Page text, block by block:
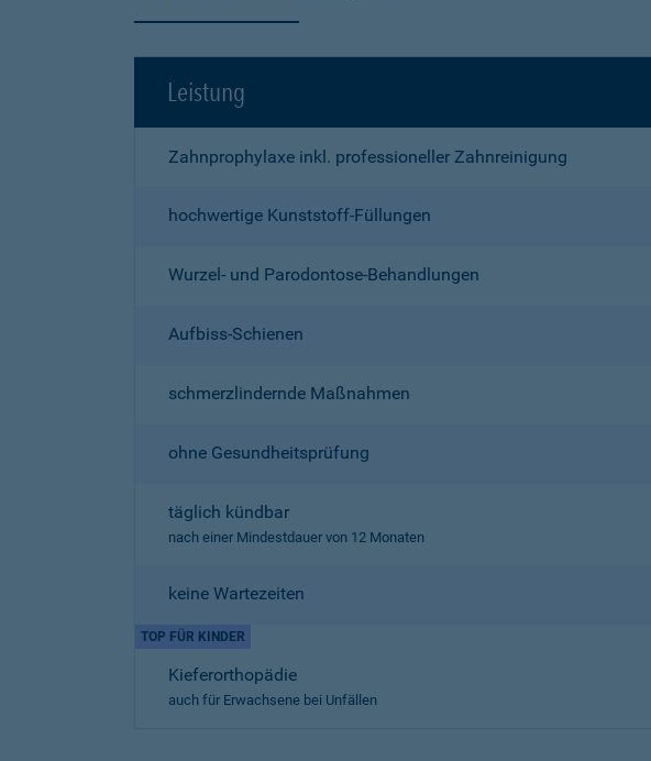
Leistung
Zahnprophylaxe inkl. professioneller Zahnreinigung
hochwertige Kunststoff-Füllungen
Wurzel- und Parodontose-Behandlungen
Aufbiss-Schienen
schmerzlindernde Maßnahmen
ohne Gesundheitsprüfung
täglich kündbar
nach einer Mindestdauer von 12 Monaten
keine Wartezeiten
TOP FÜR KINDER
Kieferorthopädie
auch für Erwachsene bei Unfällen